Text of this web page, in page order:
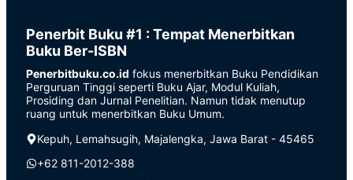
Penerbit Buku #1 : Tempat Menerbitkan
Buku Ber-ISBN
Penerbitbuku.co.id fokus menerbitkan Buku Pendidikan
Perguruan Tinggi seperti Buku Ajar, Modul Kuliah,
Prosiding dan Jurnal Penelitian. Namun tidak menutup
ruang untuk menerbitkan Buku Umum.
Kepuh, Lemahsugih, Majalengka, Jawa Barat - 45465
+62 811-2012-388